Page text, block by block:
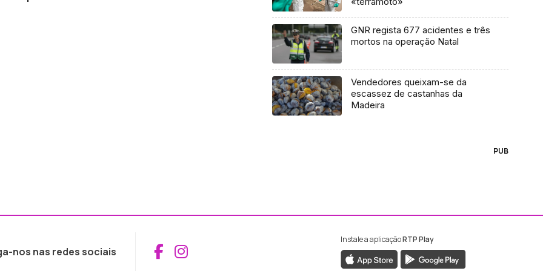
GNR regista 677 acidentes e três
mortos na operação Natal
Vendedores queixam-se da
escassez de castanhas da
Madeira
PUB
nos nas redes sociais Aceder ao Facebook da RTP Madeira
Aceder ao Instagram da RTP Madeira
Instale a aplicaçãoRTP Play